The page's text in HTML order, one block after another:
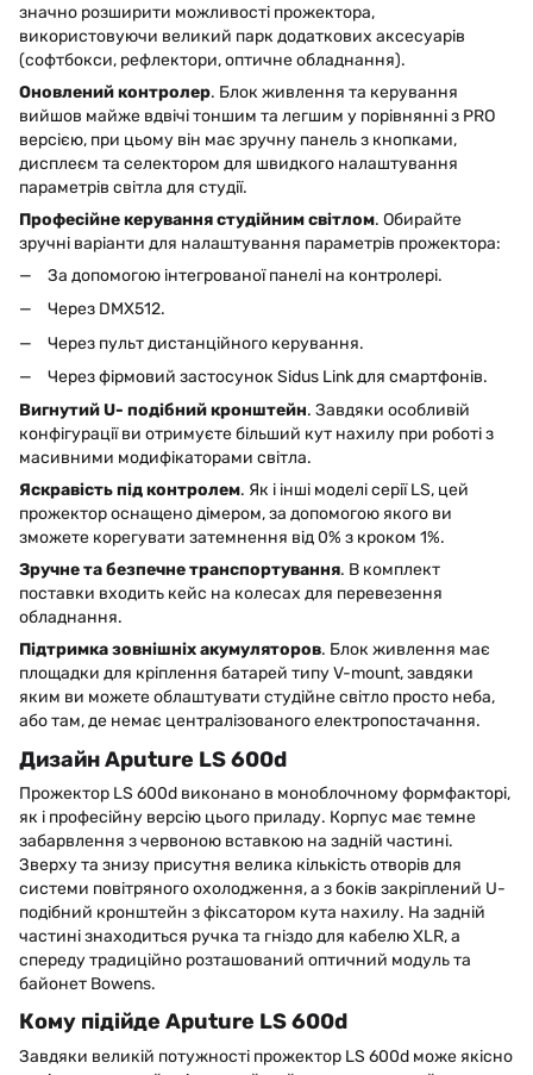
значно розширити можливості прожектора,
використовуючи великий парк додаткових аксесуарів
(софтбокси, рефлектори, оптичне обладнання).
Оновлений контролер. Блок живлення та керування
вийшов майже вдвічі тоншим та легшим у порівнянні з PRO
версією, при цьому він має зручну панель з кнопками,
дисплеєм та селектором для швидкого налаштування
параметрів світла для студії.
Професійне керування студійним світлом. Обирайте
зручні варіанти для налаштування параметрів прожектора:
За допомогою інтегрованої панелі на контролері.
Через DMX512.
Через пульт дистанційного керування.
Через фірмовий застосунок Sidus Link для смартфонів.
ВигнутийU- подібний кронштейн. Завдяки особливій
конфігурації ви отримуєте більший кут нахилу при роботі з
масивними модифікаторами світла.
Яскравість під контролем. Як і інші моделі серії LS, цей
прожектор оснащено дімером, за допомогою якого ви
зможете корегувати затемнення від 0% з кроком 1%.
Зручне та безпечне транспортування. В комплект
поставки входить кейс на колесах для перевезення
обладнання.
Підтримка зовнішніх акумуляторов. Блок живлення має
площадки для кріплення батарей типу V-mount, завдяки
яким ви можете облаштувати студійне світло просто неба,
або там, де немає централізованого електропостачання.
Дизайн Aputure LS 600d
Прожектор LS 600d виконано в моноблочному формфакторі,
як і професійну версію цього приладу. Корпус має темне
забарвлення з червоною вставкою на задній частині.
Зверху та знизу присутня велика кількість отворів для
системи повітряного охолодження, а з боків закріплений U-
подібний кронштейн з фіксатором кута нахилу. На задній
частині знаходиться ручка та гніздо для кабелю XLR, а
спереду традиційно розташований оптичний модуль та
байонет Bowens.
Кому підійде Aputure LS 600d
Завдяки великій потужності прожектор LS 600d може якісно